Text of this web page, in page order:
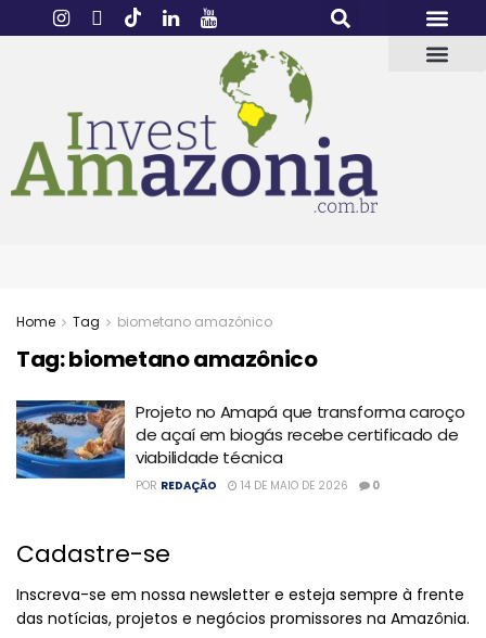
Home Tag biometano amazônico
Tag:biometano amazônico
Projeto no Amapá que transforma caroço
de açaí em biogás recebe certificado de
viabilidade técnica
POR REDAÇÃO 14 DE MAIO DE 2026 0
Cadastre-se
Inscreva-se em nossa newsletter e esteja sempre à frente
das notícias, projetos e negócios promissores na Amazônia.